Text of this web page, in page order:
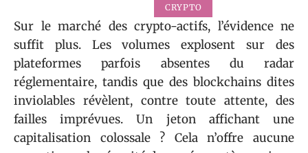
CRYPTO
Sur le marché des crypto-actifs, l’évidence ne
suffit plus. Les volumes explosent sur des
plateformes parfois absentes du radar
réglementaire, tandis que des blockchains dites
inviolables révèlent, contre toute attente, des
failles imprévues. Un jeton affichant une
capitalisation colossale ? Cela n’offre aucune